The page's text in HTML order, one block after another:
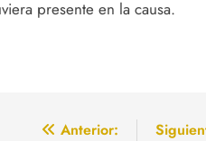
presente en la causa.
Anterior: